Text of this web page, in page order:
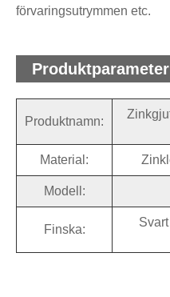
förvaringsutrymmen etc.
Produktnamn:
Material:
Modell:
Finska: